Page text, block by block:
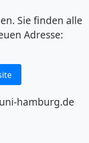
Sie finden alle
Adresse:
hamburg.de